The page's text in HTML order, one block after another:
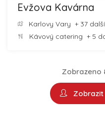
Evžova Kavárna
Karlovy Vary + 37
Kávový catering + 5
Zobrazeno